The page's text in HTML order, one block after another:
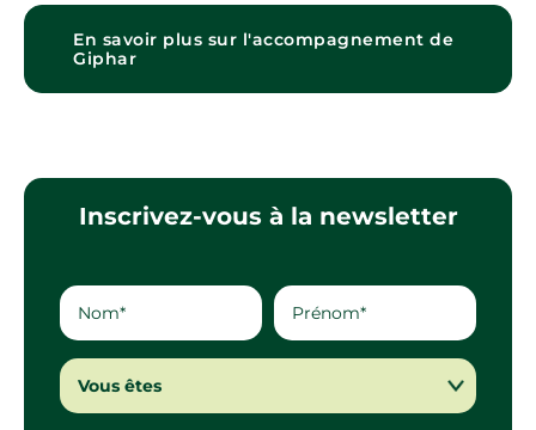
En savoir plus sur l'accompagnement de
Giphar
Inscrivez-vous à la newsletter
Vous êtes